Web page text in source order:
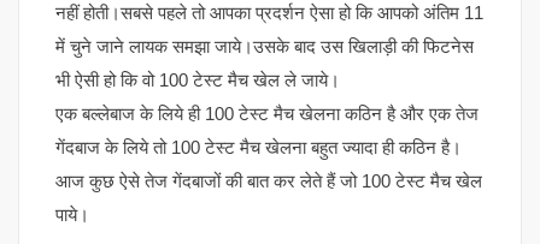
नहीं होती।सबसे पहले तो आपका प्रदर्शन ऐसा हो कि आपको अंतिम 11
में चुने जाने लायक समझा जाये।उसके बाद उस खिलाड़ी की फिटनेस
भी ऐसी हो कि वो 100 टेस्ट मैच खेल ले जाये।
एक बल्लेबाज के लिये ही 100 टेस्ट मैच खेलना कठिन है और एक तेज
गेंदबाज के लिये तो 100 टेस्ट मैच खेलना बहुत ज्यादा ही कठिन है।
आज कुछ ऐसे तेज गेंदबाजों की बात कर लेते हैं जो 100 टेस्ट मैच खेल
पाये।